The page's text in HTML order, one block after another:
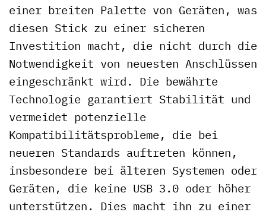
einer breiten Palette von Geräten, was
diesen Stick zu einer sicheren
Investition macht, die nicht durch die
Notwendigkeit von neuesten Anschlüssen
eingeschränkt wird. Die bewährte
Technologie garantiert Stabilität und
vermeidet potenzielle
Kompatibilitätsprobleme, die bei
neueren Standards auftreten können,
insbesondere bei älteren Systemen oder
Geräten, die keine USB 3.0 oder höher
unterstützen. Dies macht ihn zu einer